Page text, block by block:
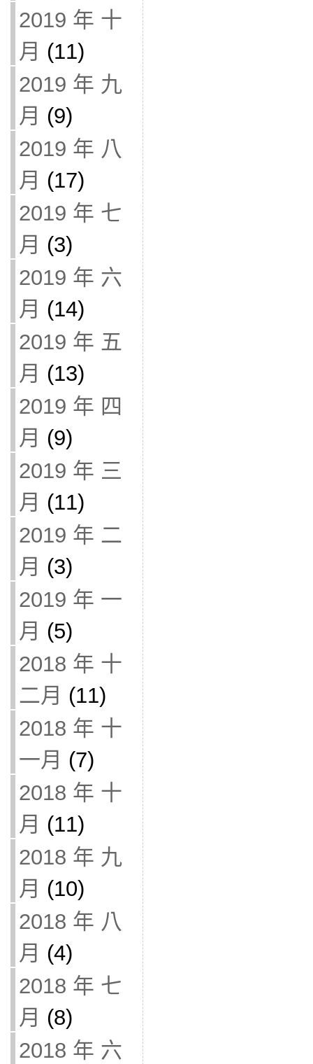
2019 年 十
月 (11)
2019 年 九
月 (9)
2019 年 八
月 (17)
2019 年 七
月 (3)
2019 年 六
月 (14)
2019 年 五
月 (13)
2019 年 四
月 (9)
2019 年 三
月 (11)
2019 年 二
月 (3)
2019 年 一
月 (5)
2018 年 十
二月 (11)
2018 年 十
一月 (7)
2018 年 十
月 (11)
2018 年 九
月 (10)
2018 年 八
月 (4)
2018 年 七
月 (8)
2018 年 六